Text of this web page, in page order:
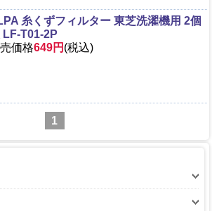
糸くずフィルター 東芝洗濯機用 2個
LF-T01-2P
価格649円 (税込)
1